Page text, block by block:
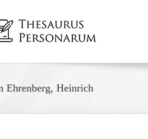
Ehrenberg, Heinrich